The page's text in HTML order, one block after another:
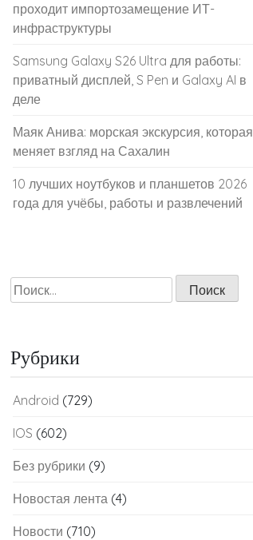
проходит импортозамещение ИТ-
инфраструктуры
Samsung Galaxy S26 Ultra для работы:
приватный дисплей, S Pen и Galaxy AI в
деле
Маяк Анива: морская экскурсия, которая
меняет взгляд на Сахалин
10 лучших ноутбуков и планшетов 2026
года для учёбы, работы и развлечений
Найти:
Рубрики
Android (729)
IOS (602)
Без рубрики (9)
Новостая лента (4)
Новости (710)